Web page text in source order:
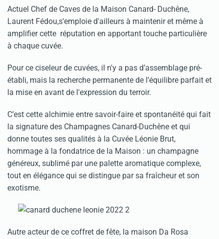
Actuel Chef de Caves de la Maison Canard- Duchêne,
Laurent Fédou,s'emploie d'ailleurs à maintenir et même à
amplifier cette réputation en apportant touche particulière
à chaque cuvée.
Pour ce ciseleur de cuvées, il n'y a pas d’assemblage pré-
établi, mais la recherche permanente de l’équilibre parfait et
la mise en avant de l'expression du terroir.
C’est cette alchimie entre savoir-faire et spontanéité qui fait
la signature des Champagnes Canard-Duchêne et qui
donne toutes ses qualités à la Cuvée Léonie Brut,
hommage à la fondatrice de la Maison : un champagne
généreux, sublimé par une palette aromatique complexe,
tout en élégance qui se distingue par sa fraîcheur et son
exotisme.
Autre acteur de ce coffret de fête, la maison Da Rosa